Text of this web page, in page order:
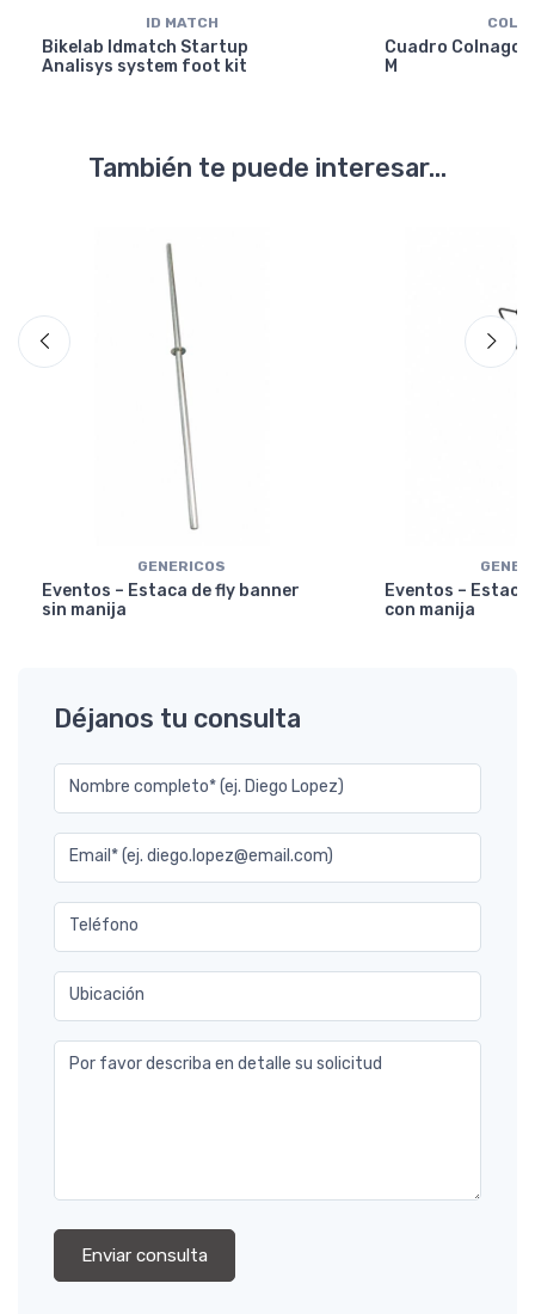
ID MATCH
Bikelab Idmatch Startup
Analisys system foot kit
Cuadro Colnago
M
También te puede interesar...
GENERICOS
Eventos – Estaca de fly banner
sin manija
Eventos –
con manija
Déjanos tu consulta
Nombre completo* (ej. Diego Lopez)
Email* (ej. diego.lopez@email.com)
Teléfono
Ubicación
Por favor describa en detalle su solicitud
Enviar consulta